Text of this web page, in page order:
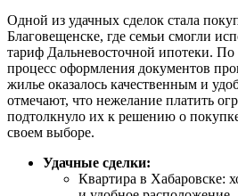
Одной из удачных сделок стала
Благовещенске, где семьи смогли
тариф Дальневосточной ипотеки. По
процесс оформления документов
жилье оказалось качественным и
отмечают, что нежелание платить
подтолкнуло их к решению о
своем выборе.
Удачные сделки:
Квартира в Хабаровске: